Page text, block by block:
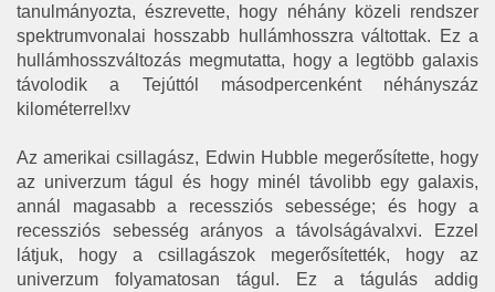
tanulmányozta, észrevette, hogy néhány közeli rendszer
spektrumvonalai hosszabb hullámhosszra váltottak. Ez a
hullámhosszváltozás megmutatta, hogy a legtöbb galaxis
távolodik a Tejúttól másodpercenként néhányszáz
kilométerrel!xv
Az amerikai csillagász, Edwin Hubble megerősítette, hogy
az univerzum tágul és hogy minél távolibb egy galaxis,
annál magasabb a recessziós sebessége; és hogy a
recessziós sebesség arányos a távolságávalxvi. Ezzel
látjuk, hogy a csillagászok megerősítették, hogy az
univerzum folyamatosan tágul. Ez a tágulás addig